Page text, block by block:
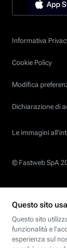
Informativa
Cookie Policy
Modifica
Dichiarazione di
Le immagini
© Fastweb SpA